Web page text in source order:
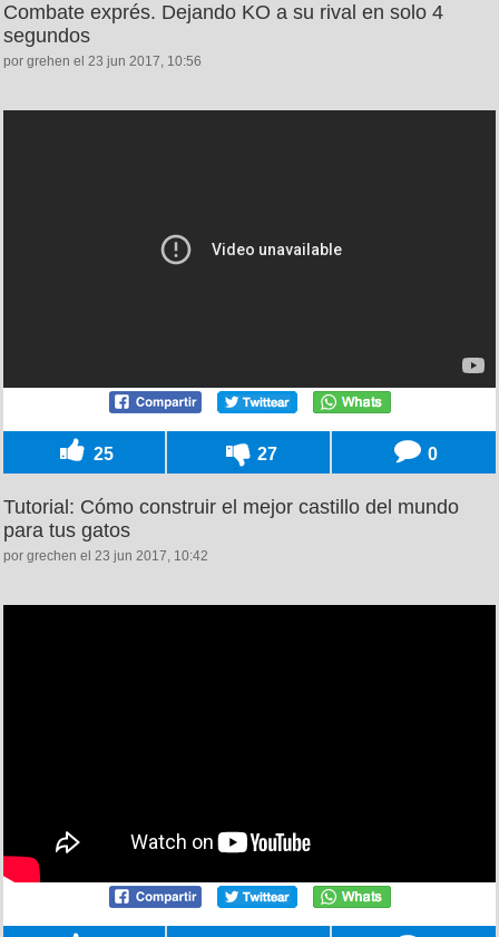
Combate exprés. Dejando KO a su rival en solo 4
segundos
por grehen el 23 jun 2017, 10:56
25 27 0
Tutorial: Cómo construir el mejor castillo del mundo
para tus gatos
por grechen el 23 jun 2017, 10:42